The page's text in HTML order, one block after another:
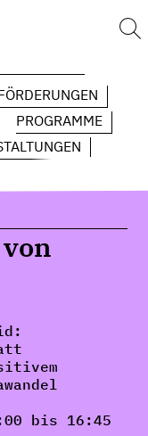
PROGRAMME
:
bis 16:45